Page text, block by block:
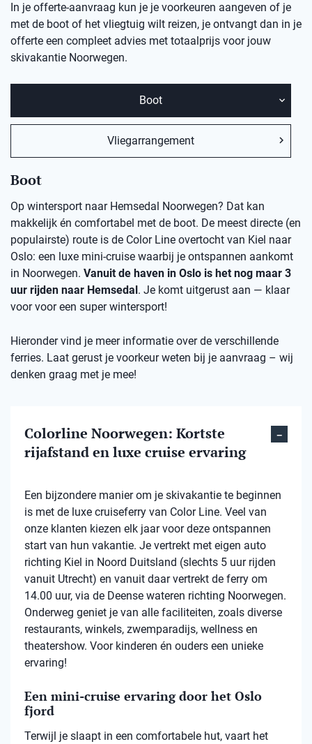
In je offerte-aanvraag kun je je voorkeuren aangeven of je
met de boot of het vliegtuig wilt reizen, je ontvangt dan in je
offerte een compleet advies met totaalprijs voor jouw
skivakantie Noorwegen.
Boot
Vliegarrangement
Boot
Op wintersport naar Hemsedal Noorwegen? Dat kan
makkelijk én comfortabel met de boot. De meest directe (en
populairste) route is de Color Line overtocht van Kiel naar
Oslo: een luxe mini-cruise waarbij je ontspannen aankomt
in Noorwegen. Vanuit de haven in Oslo is het nog maar 3
uur rijden naar Hemsedal. Je komt uitgerust aan — klaar
voor voor een super wintersport!
Hieronder vind je meer informatie over de verschillende
ferries. Laat gerust je voorkeur weten bij je aanvraag – wij
denken graag met je mee!
Colorline Noorwegen: Kortste
rijafstand en luxe cruise ervaring
Een bijzondere manier om je skivakantie te beginnen
is met de luxe cruiseferry van Color Line. Veel van
onze klanten kiezen elk jaar voor deze ontspannen
start van hun vakantie. Je vertrekt met eigen auto
richting Kiel in Noord Duitsland (slechts 5 uur rijden
vanuit Utrecht) en vanuit daar vertrekt de ferry om
14.00 uur, via de Deense wateren richting Noorwegen.
Onderweg geniet je van alle faciliteiten, zoals diverse
restaurants, winkels, zwemparadijs, wellness en
theatershow. Voor kinderen én ouders een unieke
ervaring!
Een mini-cruise ervaring door het Oslo
fjord
Terwijl je slaapt in een comfortabele hut, vaart het